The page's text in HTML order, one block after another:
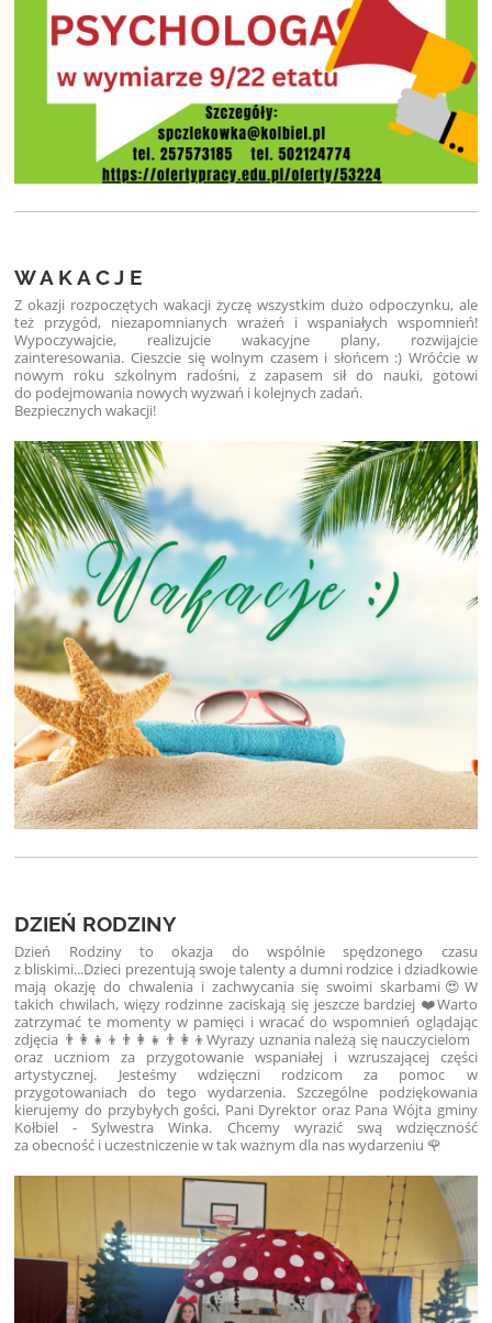
W A K A C J E
Z okazji rozpoczętych wakacji życzę wszystkim dużo odpoczynku, ale
też przygód, niezapomnianych wrażeń i wspaniałych wspomnień!
Wypoczywajcie, realizujcie wakacyjne plany, rozwijajcie
zainteresowania. Cieszcie się wolnym czasem i słońcem :) Wróćcie w
nowym roku szkolnym radośni, z zapasem sił do nauki, gotowi
do podejmowania nowych wyzwań i kolejnych zadań.
Bezpiecznych wakacji!
DZIEŃ RODZINY
Dzień Rodziny to okazja do wspólnie spędzonego czasu
z bliskimi...Dzieci prezentują swoje talenty a dumni rodzice i dziadkowie
mają okazję do chwalenia i zachwycania się swoimi skarbami😍 W
takich chwilach, więzy rodzinne zaciskają się jeszcze bardziej ❤️Warto
zatrzymać te momenty w pamięci i wracać do wspomnień oglądając
zdjęcia 👨‍👩‍👧‍👦👨‍👩‍👧👨‍👩‍👦Wyrazy uznania należą się nauczycielom
oraz uczniom za przygotowanie wspaniałej i wzruszającej części
artystycznej. Jesteśmy wdzięczni rodzicom za pomoc w
przygotowaniach do tego wydarzenia. Szczególne podziękowania
kierujemy do przybyłych gości, Pani Dyrektor oraz Pana Wójta gminy
Kołbiel - Sylwestra Winka. Chcemy wyrazić swą wdzięczność
za obecność i uczestniczenie w tak ważnym dla nas wydarzeniu 🌹